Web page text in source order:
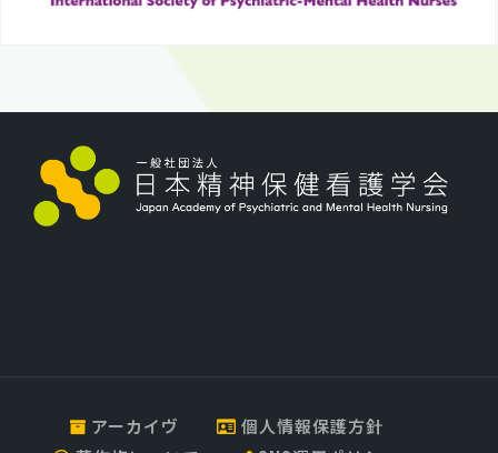
アーカイヴ
個人情報保護方針